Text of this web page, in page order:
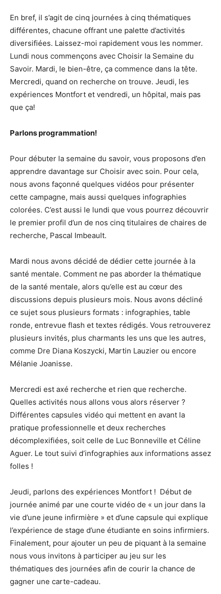
En bref, il s’agit de cinq journées à cinq thématiques
différentes, chacune offrant une palette d’activités
diversifiées. Laissez-moi rapidement vous les nommer.
Lundi nous commençons avec Choisir la Semaine du
Savoir. Mardi, le bien-être, ça commence dans la tête.
Mercredi, quand on recherche on trouve. Jeudi, les
expériences Montfort et vendredi, un hôpital, mais pas
que ça!
Parlons programmation!
Pour débuter la semaine du savoir, vous proposons d’en
apprendre davantage sur Choisir avec soin. Pour cela,
nous avons façonné quelques vidéos pour présenter
cette campagne, mais aussi quelques infographies
colorées. C’est aussi le lundi que vous pourrez découvrir
le premier profil d’un de nos cinq titulaires de chaires de
recherche, Pascal Imbeault.
Mardi nous avons décidé de dédier cette journée à la
santé mentale. Comment ne pas aborder la thématique
de la santé mentale, alors qu’elle est au cœur des
discussions depuis plusieurs mois. Nous avons décliné
ce sujet sous plusieurs formats : infographies, table
ronde, entrevue flash et textes rédigés. Vous retrouverez
plusieurs invités, plus charmants les uns que les autres,
comme Dre Diana Koszycki, Martin Lauzier ou encore
Mélanie Joanisse.
Mercredi est axé recherche et rien que recherche.
Quelles activités nous allons vous alors réserver ?
Différentes capsules vidéo qui mettent en avant la
pratique professionnelle et deux recherches
décomplexifiées, soit celle de Luc Bonneville et Céline
Aguer. Le tout suivi d’infographies aux informations assez
folles !
Jeudi, parlons des expériences Montfort ! Début de
journée animé par une courte vidéo de « un jour dans la
vie d’une jeune infirmière » et d’une capsule qui explique
l’expérience de stage d’une étudiante en soins infirmiers.
Finalement, pour ajouter un peu de piquant à la semaine
nous vous invitons à participer au jeu sur les
thématiques des journées afin de courir la chance de
gagner une carte-cadeau.